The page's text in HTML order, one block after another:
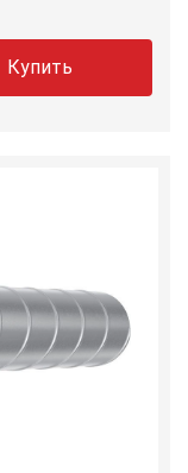
Купить